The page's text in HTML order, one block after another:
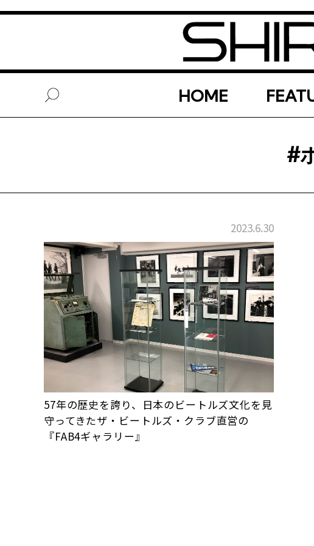
HOME
#
2023.6.30
57年の歴史を誇り、日本のビートルズ文化を見
守ってきたザ・ビートルズ・クラブ直営の
『FAB4ギャラリー』